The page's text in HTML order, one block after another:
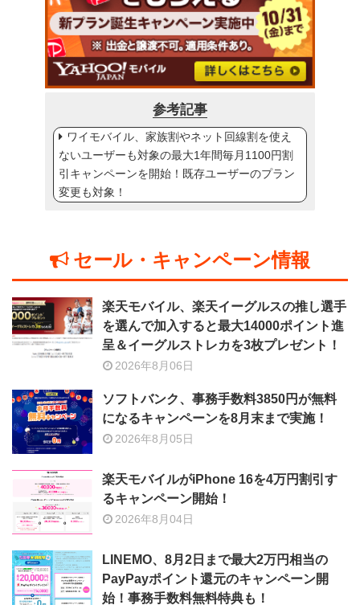
参考記事
ワイモバイル、家族割やネット回線割を使え
ないユーザーも対象の最大1年間毎月1100円割
引キャンペーンを開始！既存ユーザーのプラン
変更も対象！
セール・キャンペーン情報
楽天モバイル、楽天イーグルスの推し選手
を選んで加入すると最大14000ポイント進
呈＆イーグルストレカを3枚プレゼント！
2026年8月06日
ソフトバンク、事務手数料3850円が無料
になるキャンペーンを8月末まで実施！
2026年8月05日
楽天モバイルがiPhone 16を4万円割引す
るキャンペーン開始！
2026年8月04日
LINEMO、8月2日まで最大2万円相当の
PayPayポイント還元のキャンペーン開
始！事務手数料無料特典も！